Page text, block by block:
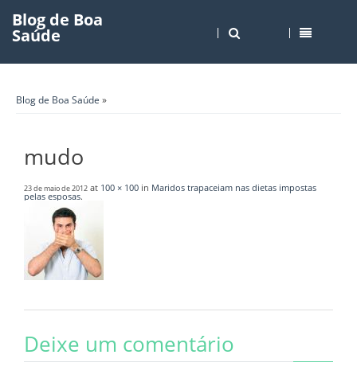
Blog de Boa
Saúde
Blog de Boa Saúde »
mudo
23 de maio de 2012 at 100 × 100 in Maridos trapaceiam nas dietas impostas
pelas esposas.
Deixe um comentário